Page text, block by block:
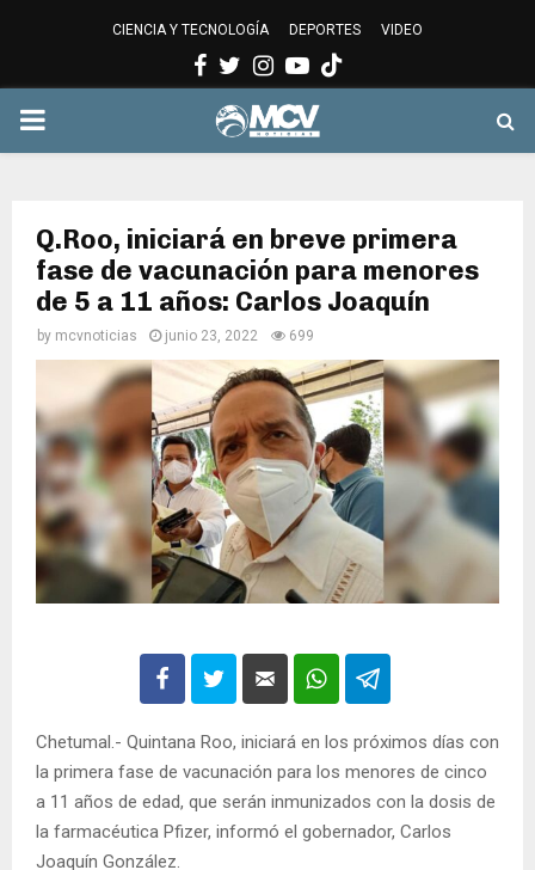
CIENCIA Y TECNOLOGÍA DEPORTES VIDEO
Facebook
Twitter
Instagram
Youtube
PRIMARY
Q.Roo, iniciará en breve primera
fase de vacunación para menores
de 5 a 11 años: Carlos Joaquín
by mcvnoticias junio 23, 2022 699
Chetumal.- Quintana Roo, iniciará en los próximos días con
la primera fase de vacunación para los menores de cinco
a 11 años de edad, que serán inmunizados con la dosis de
la farmacéutica Pfizer, informó el gobernador, Carlos
Joaquín González.